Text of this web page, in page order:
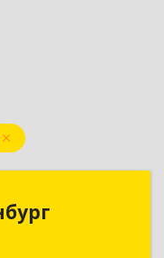
Оренбург
Березка